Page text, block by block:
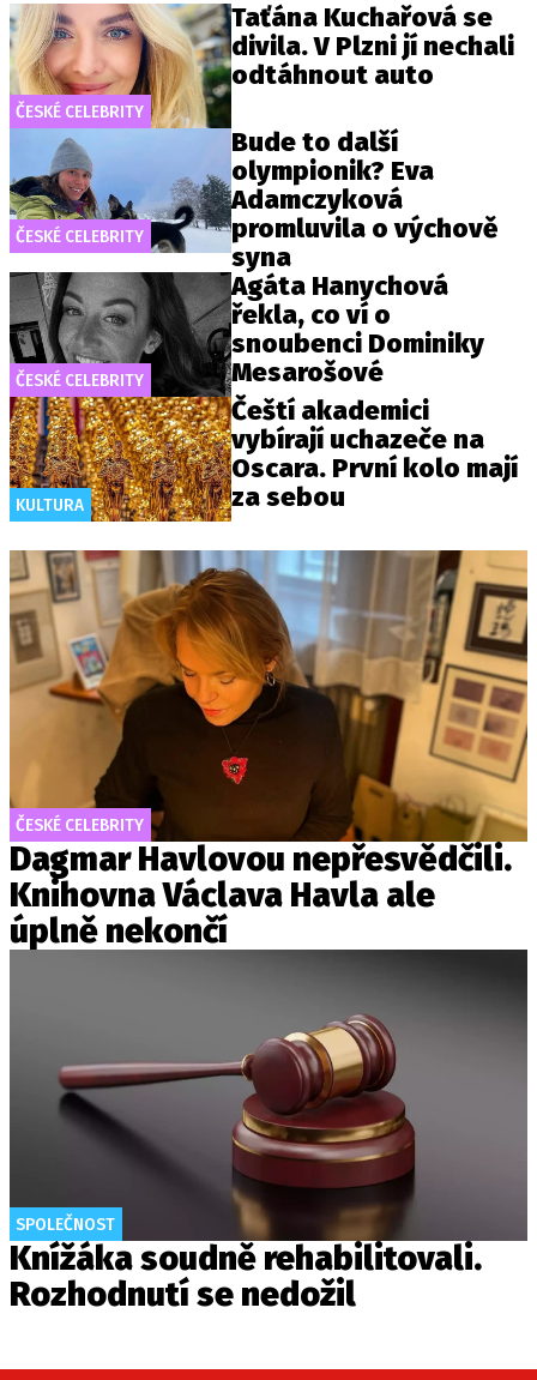
ČESKÉ CELEBRITY
Taťána Kuchařová se
divila. V Plzni jí nechali
odtáhnout auto
ČESKÉ CELEBRITY
Bude to další
olympionik? Eva
Adamczyková
promluvila o výchově
syna
ČESKÉ CELEBRITY
Agáta Hanychová
řekla, co ví o
snoubenci Dominiky
Mesarošové
KULTURA
Čeští akademici
vybírají uchazeče na
Oscara. První kolo mají
za sebou
ČESKÉ CELEBRITY
Dagmar Havlovou nepřesvědčili.
Knihovna Václava Havla ale
úplně nekončí
SPOLEČNOST
Knížáka soudně rehabilitovali.
Rozhodnutí se nedožil